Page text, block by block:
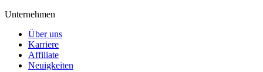
Unternehmen
Über uns
Karriere
Affiliate
Neuigkeiten